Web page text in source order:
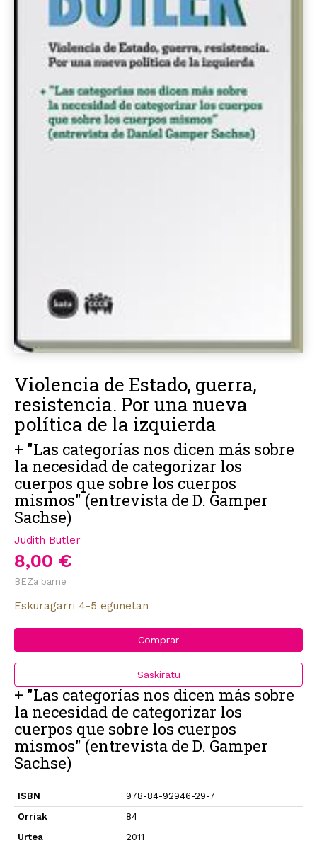
Violencia de Estado, guerra,
resistencia. Por una nueva
política de la izquierda
+ "Las categorías nos dicen más sobre
la necesidad de categorizar los
cuerpos que sobre los cuerpos
mismos" (entrevista de D. Gamper
Sachse)
Judith Butler
8,00 €
BEZa barne
Eskuragarri 4-5 egunetan
Comprar
Saskiratu
+ "Las categorías nos dicen más sobre
la necesidad de categorizar los
cuerpos que sobre los cuerpos
mismos" (entrevista de D. Gamper
Sachse)
ISBN
978-84-92946-29-7
Orriak
84
Urtea
2011